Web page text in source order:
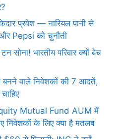
प्रवेश — नारियल पानी से
Pepsi को चुनौती
सोना! भारतीय परिवार क्यों बेच
वाले निवेशकों की 7 आदतें,
Equity Mutual Fund AUM में
निवेशकों के लिए क्या है मतलब